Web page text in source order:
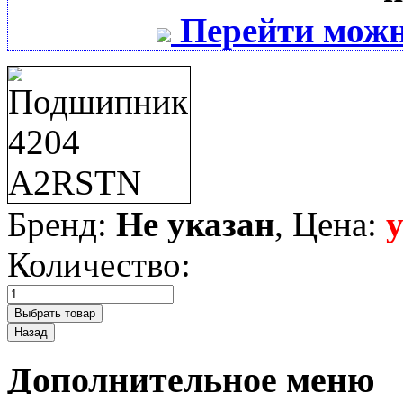
Перейти
Бренд: Не указан, Цена:
Количество:
Дополнительное меню